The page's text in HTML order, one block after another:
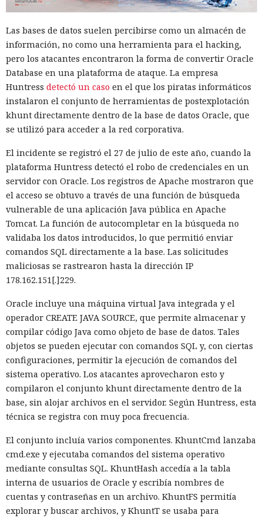
Las bases de datos suelen percibirse como un almacén de
información, no como una herramienta para el hacking,
pero los atacantes encontraron la forma de convertir Oracle
Database en una plataforma de ataque. La empresa
Huntress detectó un caso en el que los piratas informáticos
instalaron el conjunto de herramientas de postexplotación
khunt directamente dentro de la base de datos Oracle, que
se utilizó para acceder a la red corporativa.
El incidente se registró el 27 de julio de este año, cuando la
plataforma Huntress detectó el robo de credenciales en un
servidor con Oracle. Los registros de Apache mostraron que
el acceso se obtuvo a través de una función de búsqueda
vulnerable de una aplicación Java pública en Apache
Tomcat. La función de autocompletar en la búsqueda no
validaba los datos introducidos, lo que permitió enviar
comandos SQL directamente a la base. Las solicitudes
maliciosas se rastrearon hasta la dirección IP
178.162.151[.]229.
Oracle incluye una máquina virtual Java integrada y el
operador CREATE JAVA SOURCE, que permite almacenar y
compilar código Java como objeto de base de datos. Tales
objetos se pueden ejecutar con comandos SQL y, con ciertas
configuraciones, permitir la ejecución de comandos del
sistema operativo. Los atacantes aprovecharon esto y
compilaron el conjunto khunt directamente dentro de la
base, sin alojar archivos en el servidor. Según Huntress, esta
técnica se registra con muy poca frecuencia.
El conjunto incluía varios componentes. KhuntCmd lanzaba
cmd.exe y ejecutaba comandos del sistema operativo
mediante consultas SQL. KhuntHash accedía a la tabla
interna de usuarios de Oracle y escribía nombres de
cuentas y contraseñas en un archivo. KhuntFS permitía
explorar y buscar archivos, y KhuntT se usaba para